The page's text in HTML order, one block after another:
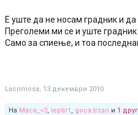
Е уште да не носам градник и
Преголеми ми се и уште
Само за спиење, и тоа
Lacrimosa, 13 декември 2010
На Maca_<3, leptir1 , goca.trzan и 1